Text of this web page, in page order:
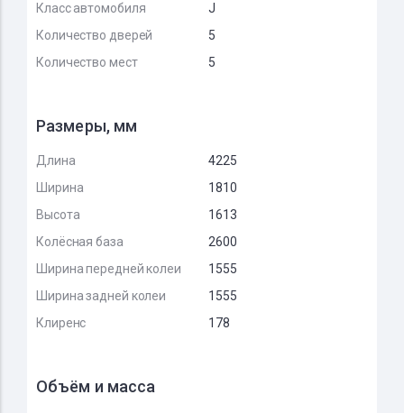
Класс автомобиля
J
Количество дверей
5
Количество мест
5
Размеры, мм
Длина
4225
Ширина
1810
Высота
1613
Колёсная база
2600
Ширина передней колеи
1555
Ширина задней колеи
1555
Клиренс
178
Объём и масса